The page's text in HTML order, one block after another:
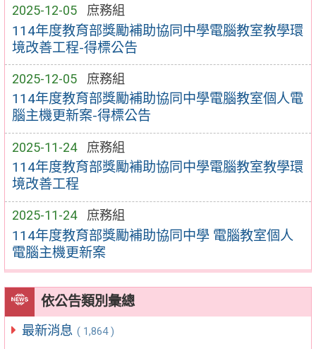
2025-12-05 庶務組
114年度教育部獎勵補助協同中學電腦教室教學環
境改善工程-得標公告
2025-12-05 庶務組
114年度教育部獎勵補助協同中學電腦教室個人電
腦主機更新案-得標公告
2025-11-24 庶務組
114年度教育部獎勵補助協同中學電腦教室教學環
境改善工程
2025-11-24 庶務組
114年度教育部獎勵補助協同中學 電腦教室個人
電腦主機更新案
依公告類別彙總
最新消息 ( 1,864 )